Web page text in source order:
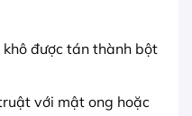
được tán thành bột
với mật ong hoặc